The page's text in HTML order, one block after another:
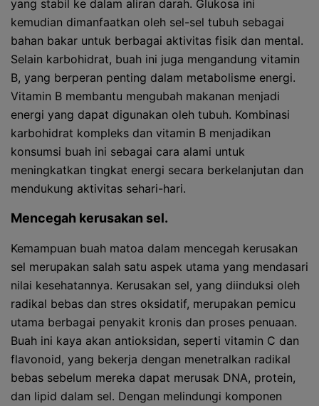
yang stabil ke dalam aliran darah. Glukosa ini
kemudian dimanfaatkan oleh sel-sel tubuh sebagai
bahan bakar untuk berbagai aktivitas fisik dan mental.
Selain karbohidrat, buah ini juga mengandung vitamin
B, yang berperan penting dalam metabolisme energi.
Vitamin B membantu mengubah makanan menjadi
energi yang dapat digunakan oleh tubuh. Kombinasi
karbohidrat kompleks dan vitamin B menjadikan
konsumsi buah ini sebagai cara alami untuk
meningkatkan tingkat energi secara berkelanjutan dan
mendukung aktivitas sehari-hari.
Mencegah kerusakan sel.
Kemampuan buah matoa dalam mencegah kerusakan
sel merupakan salah satu aspek utama yang mendasari
nilai kesehatannya. Kerusakan sel, yang diinduksi oleh
radikal bebas dan stres oksidatif, merupakan pemicu
utama berbagai penyakit kronis dan proses penuaan.
Buah ini kaya akan antioksidan, seperti vitamin C dan
flavonoid, yang bekerja dengan menetralkan radikal
bebas sebelum mereka dapat merusak DNA, protein,
dan lipid dalam sel. Dengan melindungi komponen